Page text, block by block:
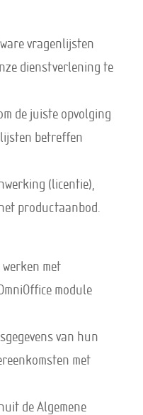
vragenlijsten
dienstverlening te
de juiste opvolging
betreffen
(licentie),
productaanbod.
met
module
van hun
met
de Algemene